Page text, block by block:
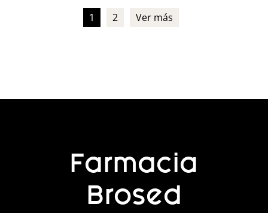
1 2 Ver más
Farmacia
Brosed